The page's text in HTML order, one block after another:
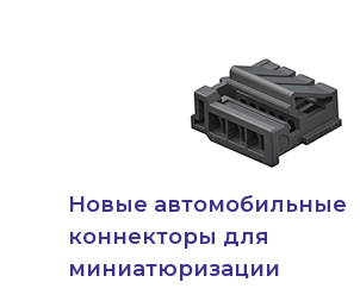
Новые автомобильные
коннекторы для
миниатюризации